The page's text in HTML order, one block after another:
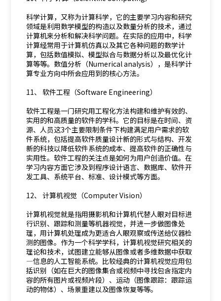
科学计算，又称为计算科学，它的主要学习内容和研究
领域是利用数学模型的构造以及数量分析的技术，通过
计算机来分析和解决科学问题。在实际的应用中，科学
计算经常用于计算机仿真以及其它各种问题的数学计
算，包括数值模拟、模型拟合与数据分析以及最优化计
算等等。数值分析（Numerical analysis），是科学计
算专业方向中所会应用到的核心方法。
11、 软件工程（Software Engineering）
软件工程是一门研究用工程化方法构建和维护有效的、
实用的和高质量的软件的学科。它的目标是在时间、资
源、人员这3个主要限制条件下构建满足用户需求的软
件系统，包括提高软件质量设计新的形式与结构、开发
新的科技以降低软件系统的成本、提高软件的正确性与
实用性。软件工程的关注点是如何为用户创造价值。在
学习内容方面它涉及到程序设计语言、数据库、软件开
发工具、系统平台、标准、设计模式等方面。
12、 计算机视觉（Computer Vision）
计算机视觉就是指用摄影机和计算机代替人眼对目标进
行识别、跟踪和测量等机器视觉，并进一步做图像处
理，用计算机处理成为更适合人眼观察或传送给仪器检
测的图像。作为一个科学学科，计算机视觉研究相关的
理论和技术，试图建立能够从图像或者多维数据中获取
―信息的人工智能系统。比较经典的计算机视觉应用包
括识别（如在巨大的图像集合或视频中寻找包含指定内
容的所有图片或视频片段）、运动（图像跟踪：跟踪运
动的物体）、场景重建以及图像恢复等等。